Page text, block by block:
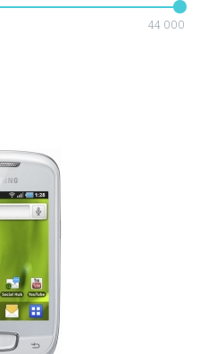
44 000